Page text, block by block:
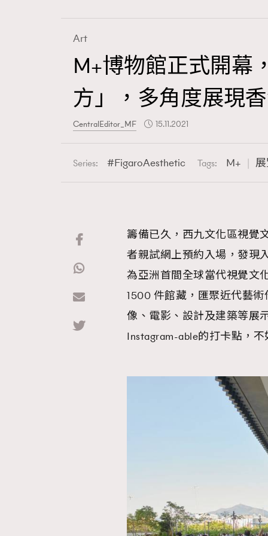
Fashion
Art
Paris
Hommes
Art
M+博物館正式開幕
方」，多角度展現
CentralEditor_MF 15.11.2021
Series: FigaroAesthetic Tags: M+
籌備已久，西九文化區視覺
者親試網上預約入場，發現
為亞洲首間全球當代視覺文
1500 件館藏，匯聚近代藝
像、電影、設計及建築等展
Instagram-able的打卡點，